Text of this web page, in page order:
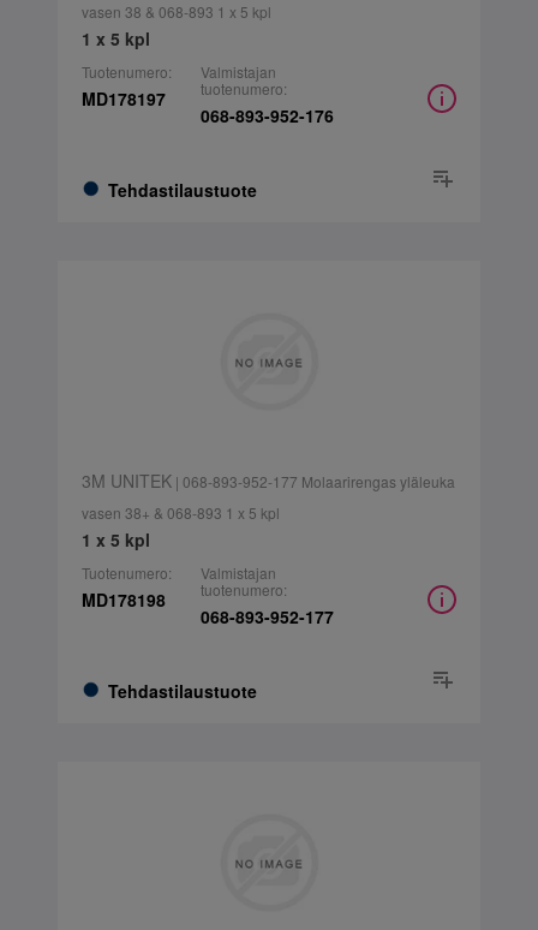
vasen 38 & 068-893 1 x 5 kpl
1 x 5 kpl
Tuotenumero:
MD178197
Tehdastilaustuote
Valmistajan
tuotenumero:
068-893-952-176
3M UNITEK| 068-893-952-177 Molaarirengas yläleuka
vasen 38+ & 068-893 1 x 5 kpl
1 x 5 kpl
Tuotenumero:
MD178198
Tehdastilaustuote
Valmistajan
tuotenumero:
068-893-952-177